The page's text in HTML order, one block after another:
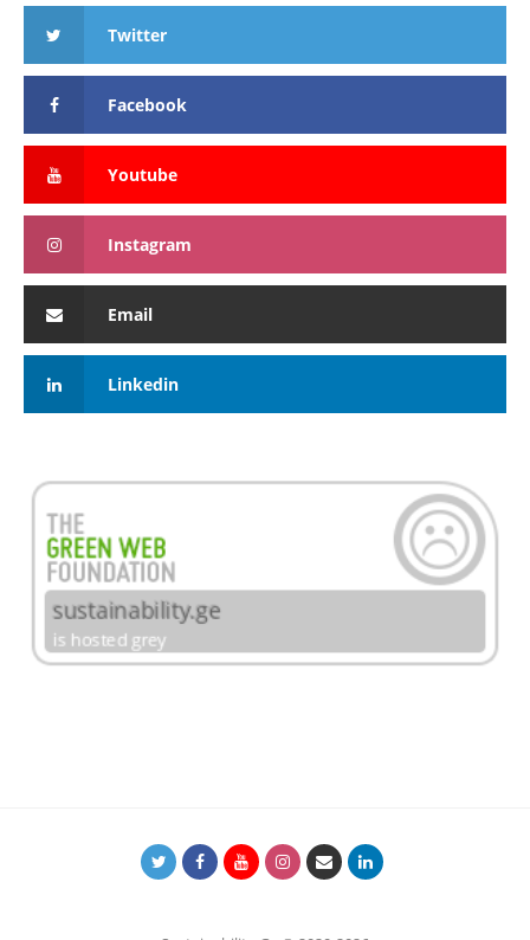
Twitter
Facebook
Youtube
Instagram
Email
Linkedin